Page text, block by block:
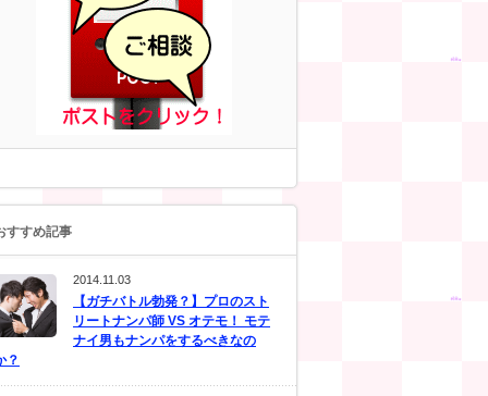
すすめ記事
2014.11.03
【ガチバトル勃発？】プロのスト
リートナンパ師 VS オテモ！ モテ
ナイ男もナンパをするべきなの
？